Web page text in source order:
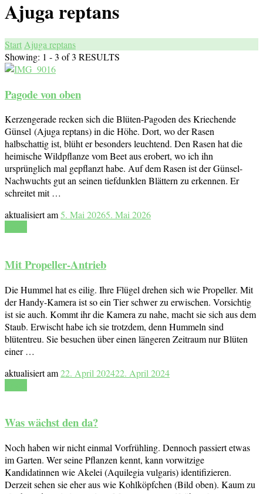
Ajuga reptans
Start Ajuga reptans
Showing: 1 - 3 of 3 RESULTS
Pagode von oben
Kerzengerade recken sich die Blüten-Pagoden des Kriechende
Günsel (Ajuga reptans) in die Höhe. Dort, wo der Rasen
halbschattig ist, blüht er besonders leuchtend. Den Rasen hat die
heimische Wildpflanze vom Beet aus erobert, wo ich ihn
ursprünglich mal gepflanzt habe. Auf dem Rasen ist der Günsel-
Nachwuchts gut an seinen tiefdunklen Blättern zu erkennen. Er
schreitet mit …
aktualisiert am5. Mai 20265. Mai 2026
Mit Propeller-Antrieb
Die Hummel hat es eilig. Ihre Flügel drehen sich wie Propeller. Mit
der Handy-Kamera ist so ein Tier schwer zu erwischen. Vorsichtig
ist sie auch. Kommt ihr die Kamera zu nahe, macht sie sich aus dem
Staub. Erwischt habe ich sie trotzdem, denn Hummeln sind
blütentreu. Sie besuchen über einen längeren Zeitraum nur Blüten
einer …
aktualisiert am22. April 202422. April 2024
Was wächst den da?
Noch haben wir nicht einmal Vorfrühling. Dennoch passiert etwas
im Garten. Wer seine Pflanzen kennt, kann vorwitzige
Kandidatinnen wie Akelei (Aquilegia vulgaris) identifizieren.
Derzeit sehen sie eher aus wie Kohlköpfchen (Bild oben). Kaum zu